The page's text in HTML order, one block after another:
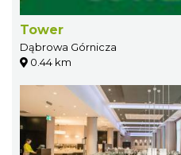
Tower
Dąbrowa Górnicza
0.44 km